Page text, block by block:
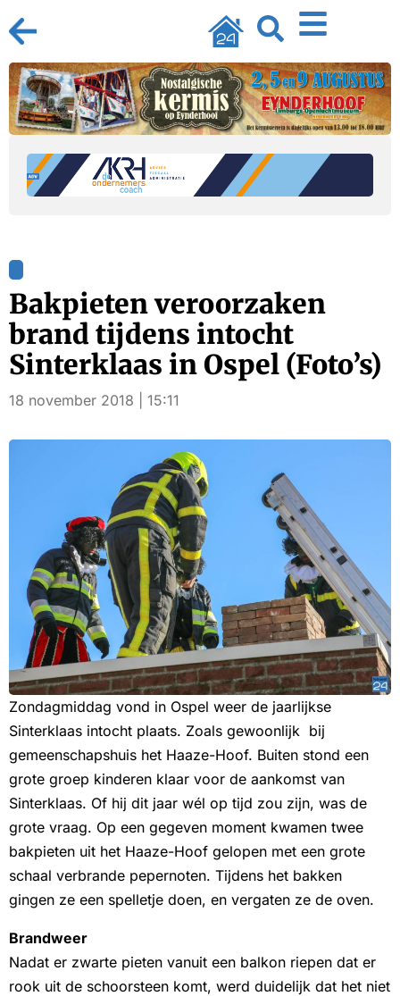
Bakpieten veroorzaken
brand tijdens intocht
Sinterklaas in Ospel (Foto’s)
18 november 2018 | 15:11
Zondagmiddag vond in Ospel weer de jaarlijkse
Sinterklaas intocht plaats. Zoals gewoonlijk bij
gemeenschapshuis het Haaze-Hoof. Buiten stond een
grote groep kinderen klaar voor de aankomst van
Sinterklaas. Of hij dit jaar wél op tijd zou zijn, was de
grote vraag. Op een gegeven moment kwamen twee
bakpieten uit het Haaze-Hoof gelopen met een grote
schaal verbrande pepernoten. Tijdens het bakken
gingen ze een spelletje doen, en vergaten ze de oven.
Brandweer
Nadat er zwarte pieten vanuit een balkon riepen dat er
rook uit de schoorsteen komt, werd duidelijk dat het niet